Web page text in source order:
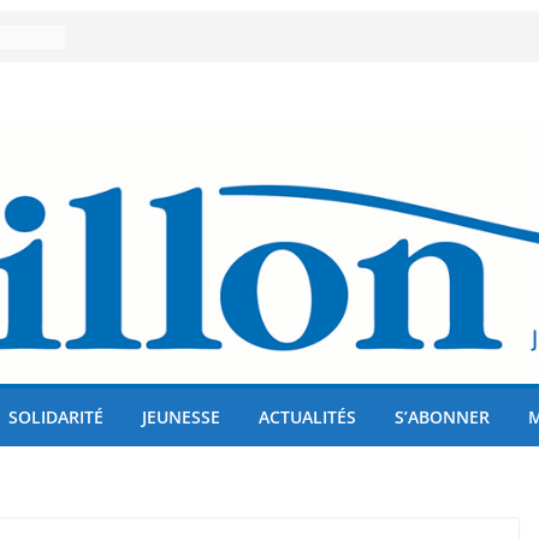
!
SOLIDARITÉ JEUNESSE ACTUALITÉS S’ABONNER